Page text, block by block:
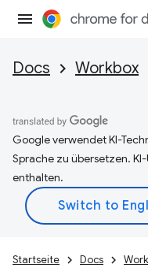
Docs Workbox
Google verwendet KI-
Sprache zu übersetzen.
enthalten.
Startseite Docs